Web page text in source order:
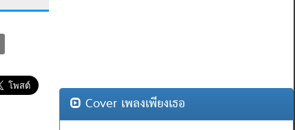
Cover เพลงเพียงเธอ